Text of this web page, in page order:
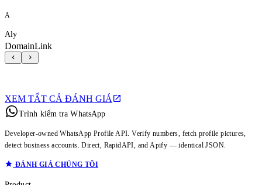
A
Aly
DomainLink
XEM TẤT CẢ ĐÁNH GIÁ
Trình kiểm tra WhatsApp
Developer-owned WhatsApp Profile API. Verify numbers, fetch profile pictures,
detect business accounts. Direct, RapidAPI, and Apify — identical JSON.
ĐÁNH GIÁ CHÚNG TÔI